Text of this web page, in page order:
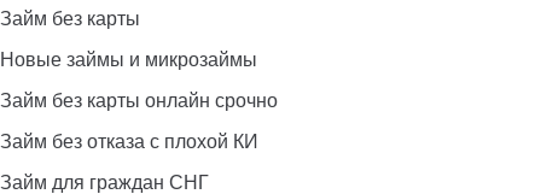
Займ без карты
Новые займы и микрозаймы
Займ без карты онлайн срочно
Займ без отказа с плохой КИ
Займ для граждан СНГ